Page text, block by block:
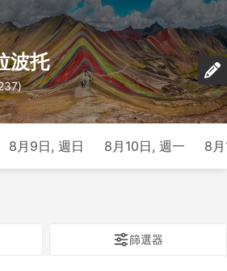
波托
8月9日, 週日 8月10日, 週一 8
篩選器